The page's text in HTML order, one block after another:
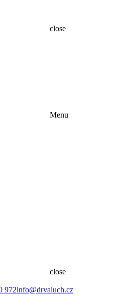
close
Menu
close
972info@drvaluch.cz